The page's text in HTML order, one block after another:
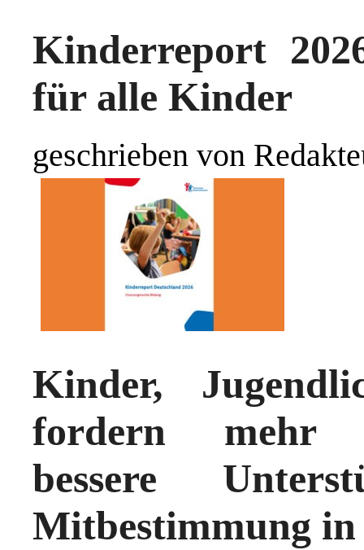
Kinderreport
für alle Kinder
geschrieben von
Kinder,
fordern mehr
bessere
Mitbestimmung